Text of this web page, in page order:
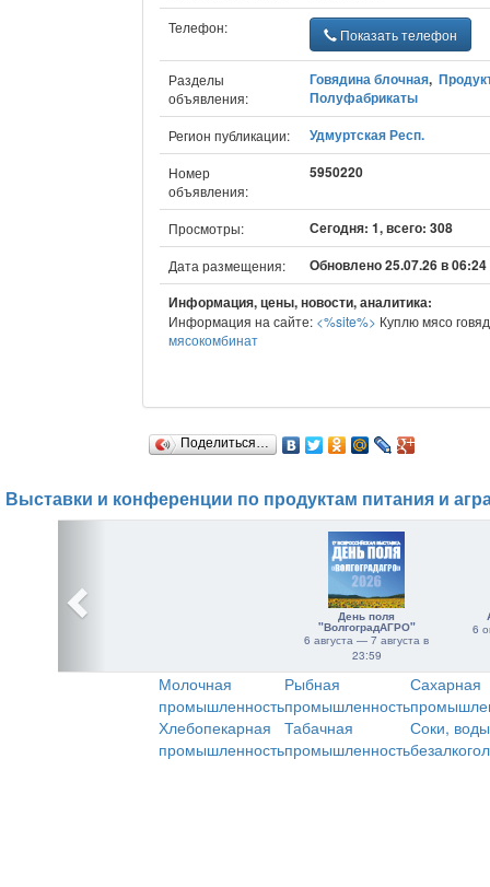
Телефон:
Показать телефон
Разделы
объявления:
Говядина блочная,
Полуфабрикаты
Регион публикации: Удмуртская Респ.
Номер
объявления:
5950220
Просмотры: Сегодня: 1, всего: 308
Дата размещения:
Обновлено 25.07.26 в
Информация, цены, новости, аналитика:
Информация на сайте: <%site%> Куплю мясо
мясокомбинат
Поделиться…
Выставки и конференции по продуктам питания и
День поля
"ВолгоградАГРО"
6 августа — 7 августа в
23:59
6
Молочная
промышленность
Рыбная
промышленность
Сахарная
Хлебопекарная
промышленность
Табачная
промышленность
Соки,